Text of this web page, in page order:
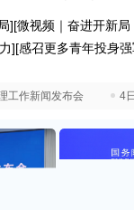
][微视频｜奋进开新
][感召更多青年投身
工作新闻发布会 4